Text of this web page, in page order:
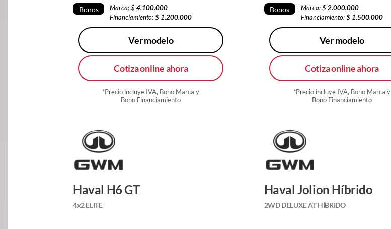
Bonos Marca: $4.100.000
Financiamiento: $ 1.200.000
Ver modelo
Cotiza online ahora
*Precio incluye IVA, Bono Marca y
Bono Financiamiento
Bonos Marca: $2.000.000
Financiamiento: $ 1.500.000
Ver modelo
Cotiza online ahora
*Precio incluye IVA, Bono Marca y
Bono Financiamiento
Haval H6 GT
4x2 ELITE
Haval Jolion Híbrido
2WD DELUXE AT HÍBRIDO